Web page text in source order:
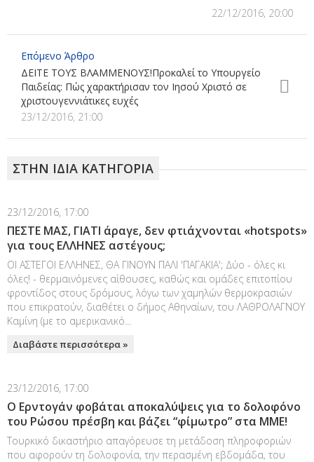
22/12/2016, 20:00
Επόμενο Άρθρο
ΔΕΙΤΕ ΤΟΥΣ ΒΛΑΜΜΕΝΟΥΣ!Προκαλεί το Υπουργείο
Παιδείας: Πώς χαρακτήρισαν τον Ιησού Χριστό σε
χριστουγεννιάτικες ευχές
23/12/2016, 21:00
ΣΤΗΝ ΙΔΙΑ ΚΑΤΗΓΟΡΙΑ
23/12/2016, 17:00
ΠΕΣΤΕ ΜΑΣ, ΓΙΑΤΙ άραγε, δεν φτιάχνονται «hotspots»
για τους ΕΛΛΗΝΕΣ αστέγους;
ΟΙ ΑΣΤΕΓΟΙ ΕΛΛΗΝΕΣ, ΘΑ ΓΙΝΟΥΝ ΠΑΛΙ 'ΠΑΓΑΚΙΑ'; Δύο - όλες κι
όλες! - θερμαινόμενες αίθουσες, καθώς και ομάδες επιτοπίου
φροντίδος στους δρόμους, λόγω των χαμηλών θερμοκρασιών
που επικρατούν, διαθέτει ο δήμος Αθηναίων, του ΛΑΘΡΟΛΑΓΝΟΥ
Καμίνη (με το αμερικανικό...
Διαβάστε περισσότερα »
23/12/2016, 17:00
Ο Ερντογάν φοβάται αποκαλύψεις για το δολοφόνο
του Ρώσου πρέσβη και βάζει “φίμωτρο” στα ΜΜΕ!
Τουρκικό δικαστήριο απαγόρευσε τη μετάδοση πληροφοριών
που αφορούν τη δολοφονία, την περασμένη εβδομάδα, του